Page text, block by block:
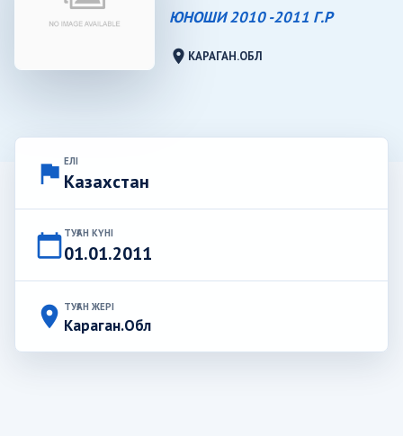
ЮНОШИ 2010 -2011 Г.Р
location_on КАРАГАН.ОБЛ
flag ЕЛІ
Казахстан
calendar_today ТУҒАН КҮНІ
01.01.2011
place ТУҒАН ЖЕРІ
Караган.Обл